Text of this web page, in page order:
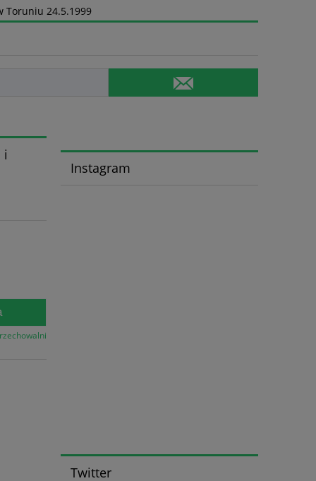
Toruniu 24.5.1999
i
Instagram
Twitter